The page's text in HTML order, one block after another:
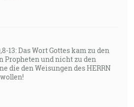
13: Das Wort Gottes kam zu den
Propheten und nicht zu den
die den Weisungen des HERRN